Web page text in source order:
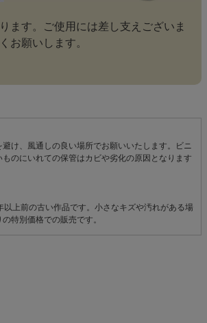
ます。ご使用には差し支えございま
お願いします。
け、風通しの良い場所でお願いいたします。ビニ
のにいれての保管はカビや劣化の原因となります
以上前の古い作品です。小さなキズや汚れがある場
特別価格での販売です。